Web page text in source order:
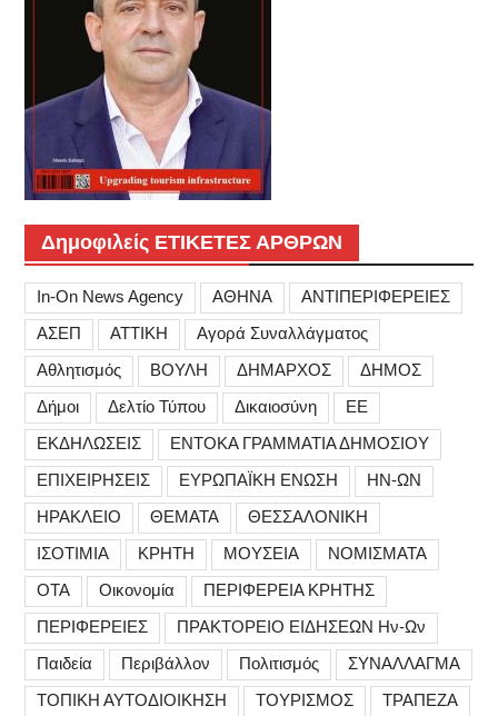
Δημοφιλείς ΕΤΙΚΕΤΕΣ ΑΡΘΡΩΝ
In-On News Agency ΑΘΗΝΑ
ΑΝΤΙΠΕΡΙΦΕΡΕΙΕΣ
ΑΣΕΠ
ΑΤΤΙΚΗ
Αγορά Συναλλάγματος
Αθλητισμός
ΒΟΥΛΗ ΔΗΜΑΡΧΟΣ
ΔΗΜΟΣ
Δήμοι
Δελτίο Τύπου Δικαιοσύνη
ΕΕ
ΕΚΔΗΛΩΣΕΙΣ
ΕΝΤΟΚΑ ΓΡΑΜΜΑΤΙΑ ΔΗΜΟΣΙΟΥ
ΕΠΙΧΕΙΡΗΣΕΙΣ
ΕΥΡΩΠΑΪΚΗ ΕΝΩΣΗ
ΗΝ-ΩΝ
ΗΡΑΚΛΕΙΟ
ΘΕΜΑΤΑ
ΘΕΣΣΑΛΟΝΙΚΗ
ΙΣΟΤΙΜΙΑ
ΚΡΗΤΗ ΜΟΥΣΕΙΑ
ΝΟΜΙΣΜΑΤΑ
ΟΤΑ
Οικονομία
ΠΕΡΙΦΕΡΕΙΑ ΚΡΗΤΗΣ
ΠΕΡΙΦΕΡΕΙΕΣ
ΠΡΑΚΤΟΡΕΙΟ ΕΙΔΗΣΕΩΝ Ην-Ων
Παιδεία
Περιβάλλον Πολιτισμός
ΣΥΝΑΛΛΑΓΜΑ
ΤΟΠΙΚΗ ΑΥΤΟΔΙΟΙΚΗΣΗ
ΤΟΥΡΙΣΜΟΣ ΤΡΑΠΕΖΑ